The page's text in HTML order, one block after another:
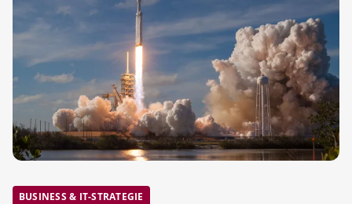
BUSINESS & IT-STRATEGIE